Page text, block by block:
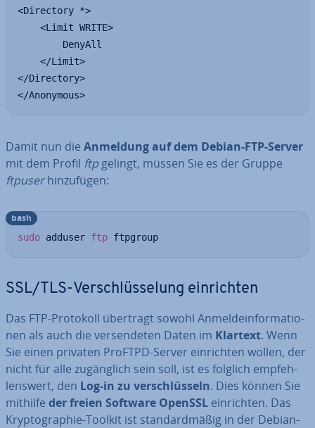
<Directory *>
    <Limit WRITE>
        DenyAll
    </Limit>
</Directory>
</Anonymous>
Damit nun die Anmeldung auf dem Debian-FTP-Server
mit dem Profil ftp gelingt, müssen Sie es der Gruppe
ftpuserhin­zu­fü­gen:
sudo adduser ftp ftpgroup
bash
SSL/TLS-Ver­schlüs­se­lung ein­rich­ten
Das FTP-Protokoll überträgt sowohl An­mel­de­infor­ma­tio­
nen als auch die ver­sen­de­ten Daten im Klartext. Wenn
Sie einen privaten ProFTPD-Server ein­rich­ten wollen, der
nicht für alle zu­gäng­lich sein soll, ist es folglich emp­feh­
lens­wert, den Log-in zu ver­schlüs­seln. Dies können Sie
mithilfe der freien Software OpenSSL ein­rich­ten. Das
Kryp­to­gra­phie-Toolkit ist stan­dard­mä­ßig in der Debian-